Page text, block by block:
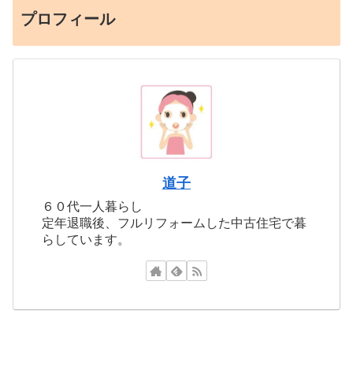
プロフィール
道子
６０代一人暮らし
定年退職後、フルリフォームした中古住宅で暮
らしています。